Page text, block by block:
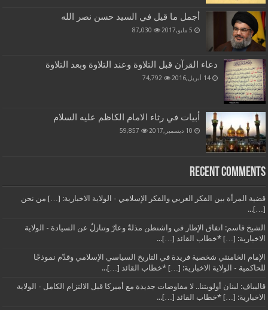
أجمل ما قيل في السيد حسن نصر الله
5 مايو,2017 87,030
دعاء القرآن قبل التلاوة وعند التلاوة وبعد التلاوة
14 أبريل,2016 74,792
أبيات في رثاء الامام الكاظم عليه السلام
10 ديسمبر,2017 59,857
Recent Comments
قضية المرأة بين الفكر الغربي والفكر الإسلامي - الولاية الاخبارية: […] من نحن
[…]...
الشيخ قاسم: اتفاق الإطار في واشنطن مذلةٌ وعارٌ وتنازلٌ عن السيادة - الولاية
الاخبارية: […] *خطاب القائد […]...
الإمام الخامنئي شخصية فريدة في التاريخ السياسي الإسلامي وقدّم نموذجًا
للحاكمية - الولاية الاخبارية: […] *خطاب القائد […]...
قاليباف: لبنان أولويتنا.. لا مفاوضات جديدة مع أميركا قبل الالتزام الكامل - الولاية
الاخبارية: […] *خطاب القائد […]...